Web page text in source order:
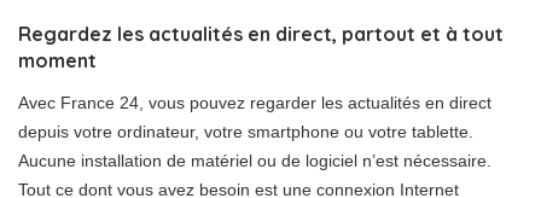
Regardez les actualités en direct, partout et à tout
moment
Avec France 24, vous pouvez regarder les actualités en direct
depuis votre ordinateur, votre smartphone ou votre tablette.
Aucune installation de matériel ou de logiciel n’est nécessaire.
Tout ce dont vous avez besoin est une connexion Internet